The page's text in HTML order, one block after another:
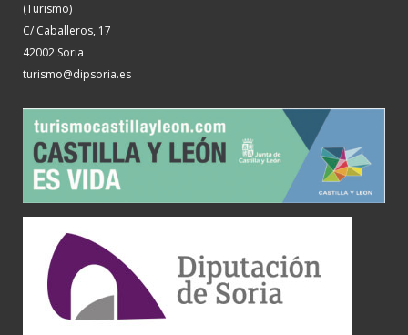
(Turismo)
C/ Caballeros, 17
42002 Soria
turismo@dipsoria.es